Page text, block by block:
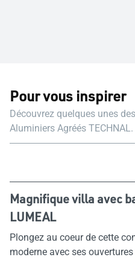
Pour vous inspirer
Découvrez quelques unes
Aluminiers Agréés TECHNAL.
Magnifique villa avec
LUMEAL
Plongez au coeur de cette
moderne avec ses